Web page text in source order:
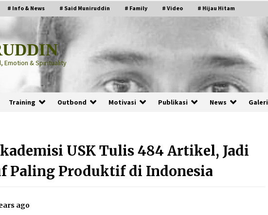
# Info & News # Said Muniruddin # Family # Video # Hijau Hitam
Emotion & Spirituality
Training Outbond Motivasi Publikasi News Galeri
Agama
Gelisah
PRABOWO!
2 months ago
Mati Dulu, Baru
USK Tulis 484 Artikel, Jadi
Paling Produktif di Indonesia
ago